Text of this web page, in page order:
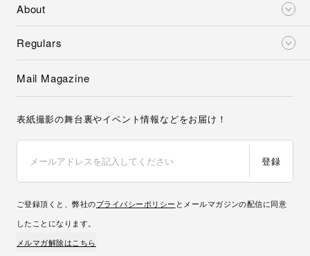
About
Regulars
Mail Magazine
表紙撮影の舞台裏やイベント情報などをお届け！
登録
ご登録頂くと、弊社のプライバシーポリシー とメールマガジンの配信に同意
したことになります。
メルマガ解除はこちら